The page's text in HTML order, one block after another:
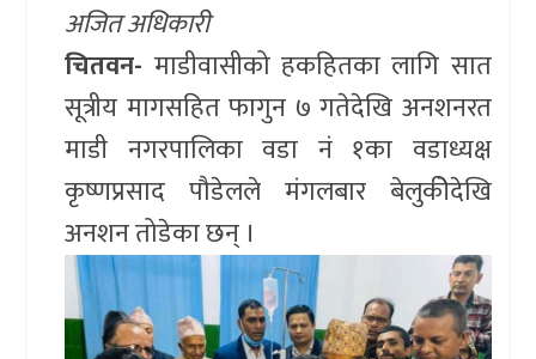
अजित अधिकारी
चितवन- माडीवासीको हकहितका लागि सात
सूत्रीय मागसहित फागुन ७ गतेदेखि अनशनरत
माडी नगरपालिका वडा नं १का वडाध्यक्ष
कृष्णप्रसाद पौडेलले मंगलबार बेलुकीेदेखि
अनशन तोडेका छन् ।